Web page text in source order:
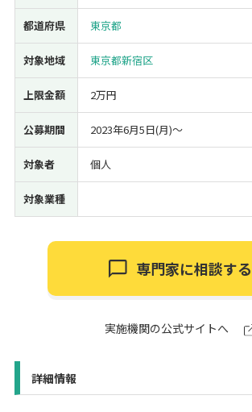
受付中のみ
検索
都道府県 東京都
対象地域 東京都新宿区
上限金額 2万円
公募期間 2023年6月5日(月)〜
対象者 個人
対象業種
専門家に相談する
実施機関の公式サイトへ
詳細情報